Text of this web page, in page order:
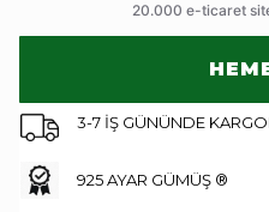
3-7 İŞ GÜNÜNDE
925 AYAR GÜMÜŞ ®